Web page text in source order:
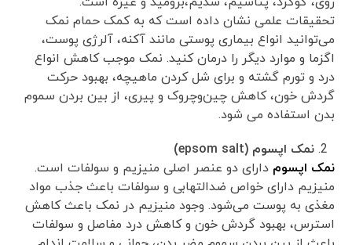
تحقیقات علمی نشان داده است که به کمک حمام نمک
می‌توانید انواع بیماری پوستی مانند آکنه، آلرژی پوست،
اگزما و موارد دیگر را درمان کنید. نمک موجب کاهش انواع
درد و تورم گشته و برای شل کردن ماهیچه، بهبود حرکت
گردش خون، کاهش چین‌و‌چروک و پیری، از بین بردن سموم
بدن استفاده می شود.
نمک اپسوم (epsom salt)
نمک اپسوم دارای دو عنصر اصلی منیزیم و سولفات است.
منیزیم دارای خواص ضدالتهابی و سولفات باعث جذب مواد
مغذی به پوست می‌شود. وجود منیزیم در نمک باعث کاهش
استرس، بهبود گردش خون و کاهش درد مفاصل و سولفات